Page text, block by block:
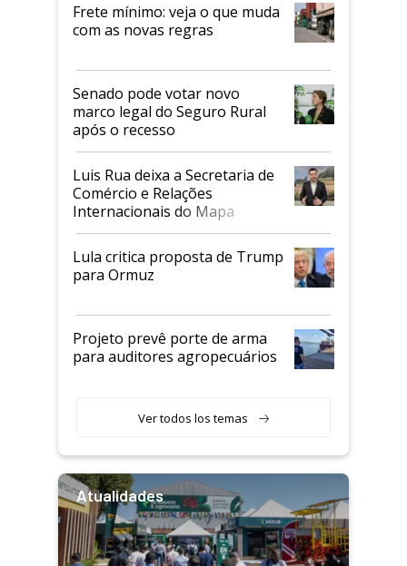
Frete mínimo: veja o que muda
com as novas regras
Senado pode votar novo
marco legal do Seguro Rural
após o recesso
Luis Rua deixa a Secretaria de
Comércio e Relações
Internacionais do Mapa
Lula critica proposta de Trump
para Ormuz
Projeto prevê porte de arma
para auditores agropecuários
Ver todos los temas
Atualidades